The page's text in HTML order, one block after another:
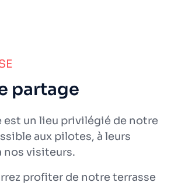
partage
est un lieu privilégié de notre
aux pilotes, à leurs
nos visiteurs.
profiter de notre terrasse